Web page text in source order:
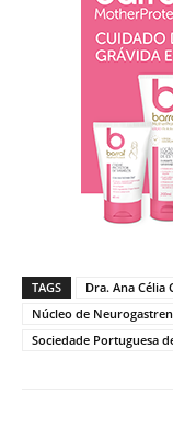
TAGS
Dra. Ana Célia
Núcleo de
Sociedade Portuguesa